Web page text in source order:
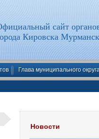
сайт
Кировска
Глава муниципального
Новости